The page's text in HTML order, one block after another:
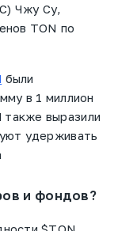
Чжу Су,
TON по
были
в 1 миллион
выразили
удерживать
и фондов?